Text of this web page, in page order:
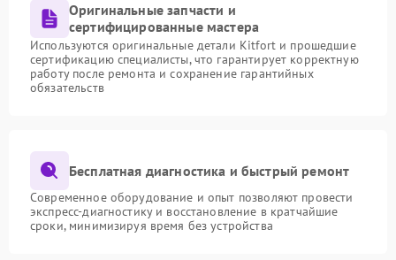
Оригинальные запчасти и
сертифицированные мастера
Используются оригинальные детали Kitfort и прошедшие
сертификацию специалисты, что гарантирует корректную
работу после ремонта и сохранение гарантийных
обязательств
Бесплатная диагностика и быстрый ремонт
Современное оборудование и опыт позволяют провести
экспресс-диагностику и восстановление в кратчайшие
сроки, минимизируя время без устройства